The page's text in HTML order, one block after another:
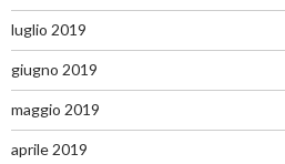
luglio 2019
giugno 2019
maggio 2019
aprile 2019